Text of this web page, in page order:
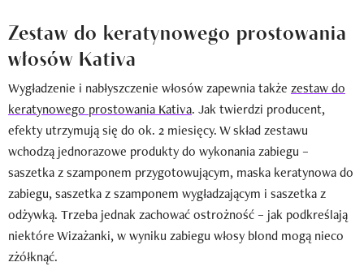
Zestaw do keratynowego prostowania
włosów Kativa
Wygładzenie i nabłyszczenie włosów zapewnia także zestaw do
keratynowego prostowania Kativa. Jak twierdzi producent,
efekty utrzymują się do ok. 2 miesięcy. W skład zestawu
wchodzą jednorazowe produkty do wykonania zabiegu –
saszetka z szamponem przygotowującym, maska keratynowa do
zabiegu, saszetka z szamponem wygładzającym i saszetka z
odżywką. Trzeba jednak zachować ostrożność – jak podkreślają
niektóre Wizażanki, w wyniku zabiegu włosy blond mogą nieco
zżółknąć.